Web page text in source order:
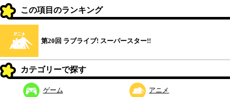
この項目のランキング
第20回 ラブライブ! スーパースター!!
カテゴリーで探す
ゲーム アニメ